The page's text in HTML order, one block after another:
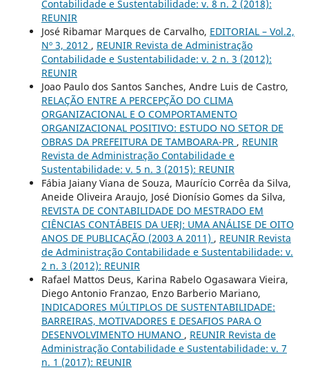
Contabilidade e Sustentabilidade: v. 8 n. 2 (2018):
REUNIR
José Ribamar Marques de Carvalho, EDITORIAL – Vol.2,
Nº 3, 2012 , REUNIR Revista de Administração
Contabilidade e Sustentabilidade: v. 2 n. 3 (2012):
REUNIR
Joao Paulo dos Santos Sanches, Andre Luis de Castro,
RELAÇÃO ENTRE A PERCEPÇÃO DO CLIMA
ORGANIZACIONAL E O COMPORTAMENTO
ORGANIZACIONAL POSITIVO: ESTUDO NO SETOR DE
OBRAS DA PREFEITURA DE TAMBOARA-PR , REUNIR
Revista de Administração Contabilidade e
Sustentabilidade: v. 5 n. 3 (2015): REUNIR
Fábia Jaiany Viana de Souza, Maurício Corrêa da Silva,
Aneide Oliveira Araujo, José Dionísio Gomes da Silva,
REVISTA DE CONTABILIDADE DO MESTRADO EM
CIÊNCIAS CONTÁBEIS DA UERJ: UMA ANÁLISE DE OITO
ANOS DE PUBLICAÇÃO (2003 A 2011) , REUNIR Revista
de Administração Contabilidade e Sustentabilidade: v.
2 n. 3 (2012): REUNIR
Rafael Mattos Deus, Karina Rabelo Ogasawara Vieira,
Diego Antonio Franzao, Enzo Barberio Mariano,
INDICADORES MÚLTIPLOS DE SUSTENTABILIDADE:
BARREIRAS, MOTIVADORES E DESAFIOS PARA O
DESENVOLVIMENTO HUMANO , REUNIR Revista de
Administração Contabilidade e Sustentabilidade: v. 7
n. 1 (2017): REUNIR